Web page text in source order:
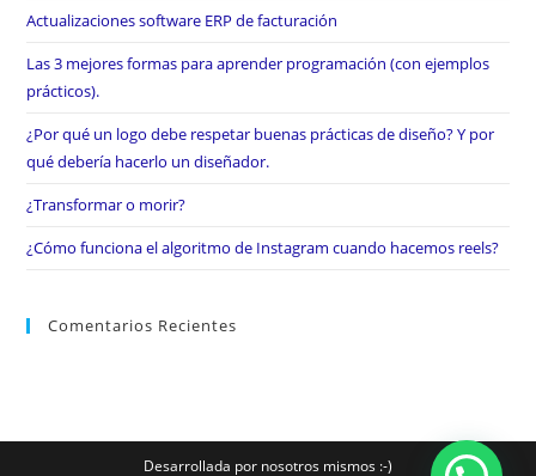
Actualizaciones software ERP de facturación
Las 3 mejores formas para aprender programación (con ejemplos
prácticos).
¿Por qué un logo debe respetar buenas prácticas de diseño? Y por
qué debería hacerlo un diseñador.
¿Transformar o morir?
¿Cómo funciona el algoritmo de Instagram cuando hacemos reels?
Comentarios Recientes
Desarrollada por nosotros mismos :-)